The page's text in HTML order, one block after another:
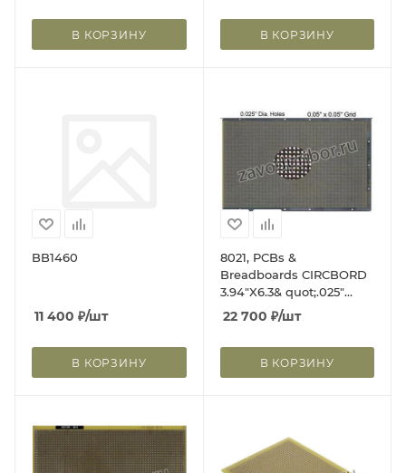
В КОРЗИНУ В КОРЗИНУ
BB1460
11 400 ₽/шт
В КОРЗИНУ
8021, PCBs &
Breadboards CIRCBORD
3.94"X6.3& quot;.025"
Hole Diameter
22 700 ₽/шт
В КОРЗИНУ